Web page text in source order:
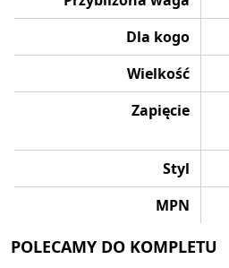
Dla kogo
Wielkość
Zapięcie
Styl
MPN
POLECAMY DO KOMPLETU